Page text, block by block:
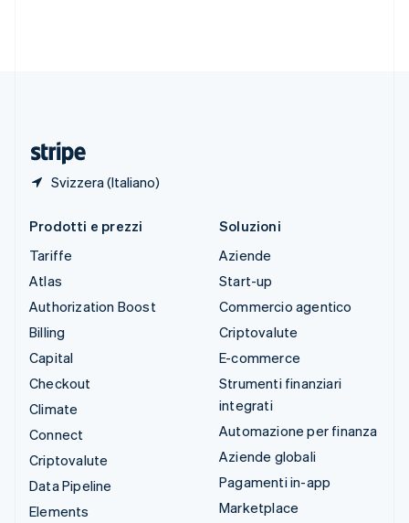
Svizzera (Italiano)
Prodotti e prezzi
Tariffe
Atlas
Authorization Boost
Billing
Capital
Checkout
Climate
Connect
Criptovalute
Data Pipeline
Elements
Soluzioni
Aziende
Start-up
Commercio agentico
Criptovalute
E-commerce
Strumenti finanziari
integrati
Automazione per finanza
Aziende globali
Pagamenti in-app
Marketplace